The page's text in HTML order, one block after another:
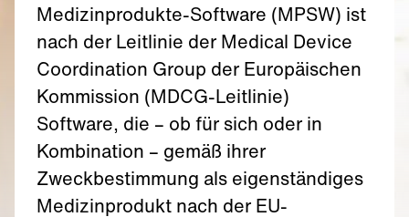
Medizinprodukte-Software (MPSW) ist
nach der Leitlinie der Medical Device
Coordination Group der Europäischen
Kommission (MDCG-Leitlinie)
Software, die – ob für sich oder in
Kombination – gemäß ihrer
Zweckbestimmung als eigenständiges
Medizinprodukt nach der EU-